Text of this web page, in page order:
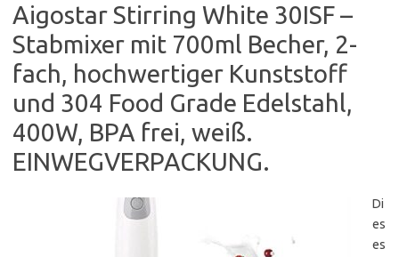
Aigostar Stirring White 30ISF –
Stabmixer mit 700ml Becher, 2-
fach, hochwertiger Kunststoff
und 304 Food Grade Edelstahl,
400W, BPA frei, weiß.
EINWEGVERPACKUNG.
Di
es
es